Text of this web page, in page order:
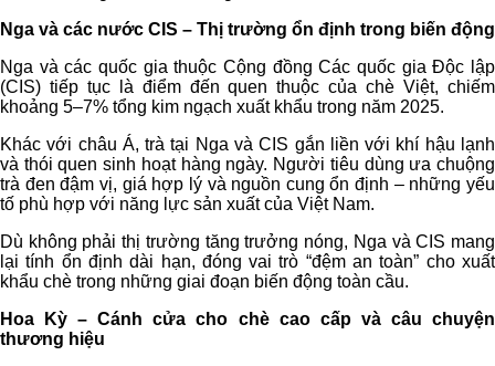
Nga và các nước CIS – Thị trường ổn định trong biến động
Nga và các quốc gia thuộc Cộng đồng Các quốc gia Độc lập
(CIS) tiếp tục là điểm đến quen thuộc của chè Việt, chiếm
khoảng 5–7% tổng kim ngạch xuất khẩu trong năm 2025.
Khác với châu Á, trà tại Nga và CIS gắn liền với khí hậu lạnh
và thói quen sinh hoạt hàng ngày. Người tiêu dùng ưa chuộng
trà đen đậm vị, giá hợp lý và nguồn cung ổn định – những yếu
tố phù hợp với năng lực sản xuất của Việt Nam.
Dù không phải thị trường tăng trưởng nóng, Nga và CIS mang
lại tính ổn định dài hạn, đóng vai trò “đệm an toàn” cho xuất
khẩu chè trong những giai đoạn biến động toàn cầu.
Hoa Kỳ – Cánh cửa cho chè cao cấp và câu chuyện
thương hiệu